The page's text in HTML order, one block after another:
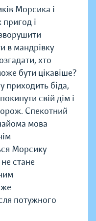
Морсика і
і
в мандрівку
хто
бути цікавіше?
приходить біда,
свій дім і
Спекотний
мова
Морсику
стане
потужного